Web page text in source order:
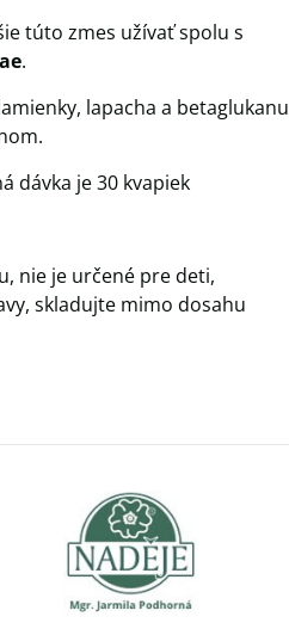
túto zmes užívať spolu s
.
lapacha a betaglukanu
dávka je 30 kvapiek
nie je určené pre deti,
skladujte mimo dosahu